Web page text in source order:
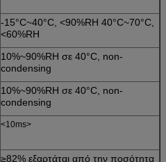
-15°C~40°C, <90%RH 40°C~70°C,
<60%RH
10%~90%RH σε 40°C, non-
condensing
10%~90%RH σε 40°C, non-
condensing
<10ms>
≥82% εξαρτάται από την ποσότητα